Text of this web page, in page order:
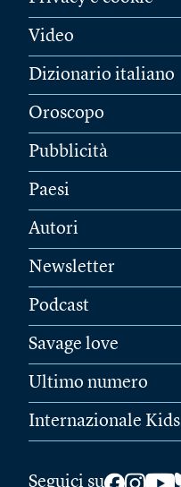
Video
Dizionario italiano
Oroscopo
Pubblicità
Paesi
Autori
Newsletter
Podcast
Savage love
Ultimo numero
Internazionale Kids
Seguici su